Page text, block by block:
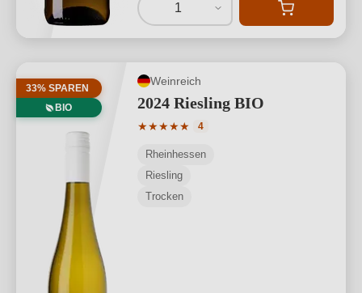
1
33% SPAREN
BIO
Weinreich
2024 Riesling BIO
★★★★★
Durchschnittliche Bewertung von 5
4
Rheinhessen
Riesling
Trocken